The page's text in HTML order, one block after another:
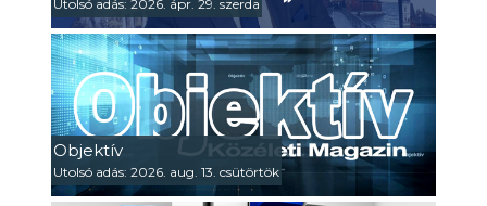
Utolsó adás: 2026. ápr. 29. szerda
Objektív
Utolsó adás: 2026. aug. 13. csütörtök